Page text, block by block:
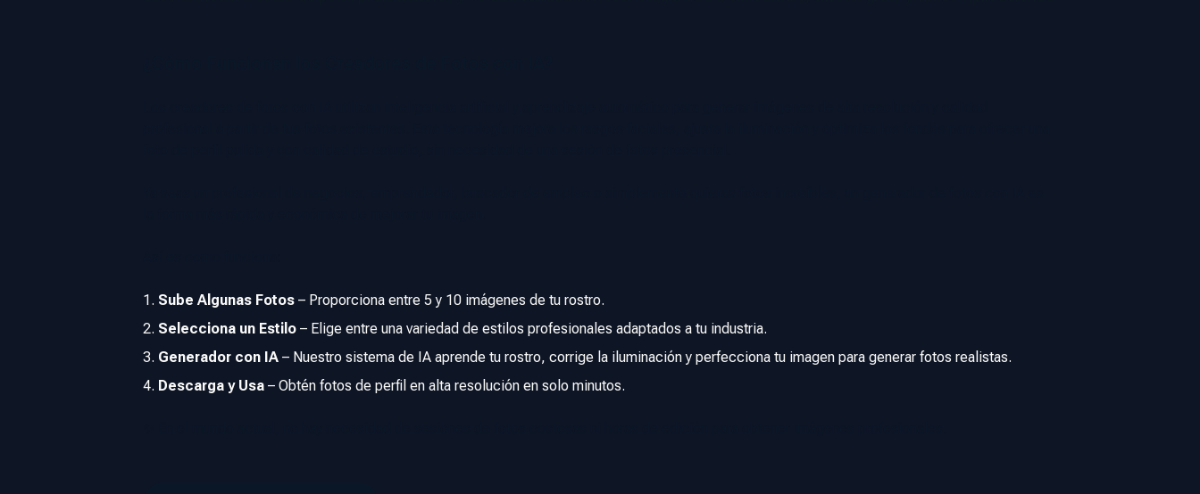
Sube Algunas Fotos – Proporciona entre 5 y 10 imágenes de tu rostro.
Selecciona un Estilo – Elige entre una variedad de estilos profesionales adaptados a tu industria.
Generador con IA – Nuestro sistema de IA aprende tu rostro, corrige la iluminación y perfecciona tu imagen para generar fotos realistas.
Descarga y Usa – Obtén fotos de perfil en alta resolución en solo minutos.